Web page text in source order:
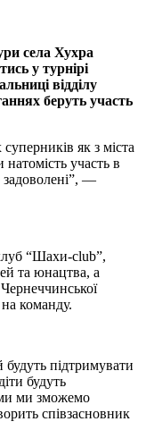
села Хухра
у турнірі
відділу
беруть участь
як з міста
участь в
—
“Шахи-club”,
та юнацтва, а
команду.
будуть підтримувати
будуть
ми зможемо
співзасновник